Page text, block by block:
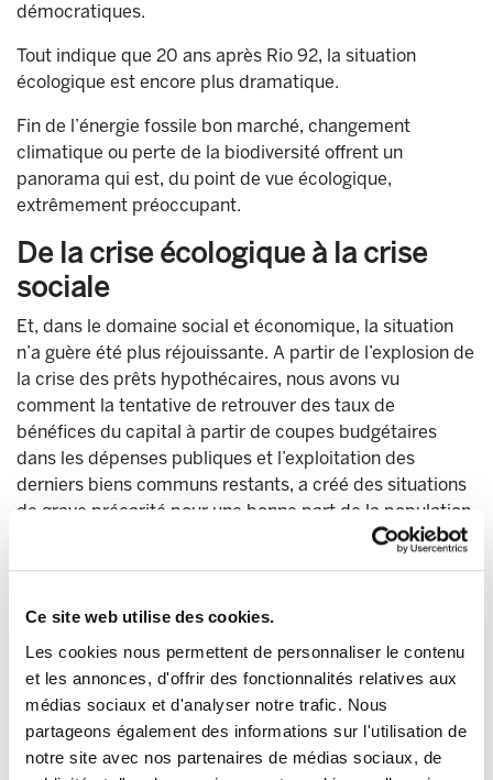
Ce site web utilise des cookies.
Les cookies nous permettent de personnaliser le contenu
et les annonces, d'offrir des fonctionnalités relatives aux
médias sociaux et d'analyser notre trafic. Nous
partageons également des informations sur l'utilisation de
notre site avec nos partenaires de médias sociaux, de
démocratiques.
Tout indique que 20 ans après Rio 92, la situation
écologique est encore plus dramatique.
Fin de l’énergie fossile bon marché, changement
climatique ou perte de la biodiversité offrent un
panorama qui est, du point de vue écologique,
extrêmement préoccupant.
De la crise écologique à la crise
sociale
Et, dans le domaine social et économique, la situation
n’a guère été plus réjouissante. A partir de l’explosion de
la crise des prêts hypothécaires, nous avons vu
comment la tentative de retrouver des taux de
bénéfices du capital à partir de coupes budgétaires
dans les dépenses publiques et l’exploitation des
derniers biens communs restants, a créé des situations
de grave précarité pour une bonne part de la population.
Deux dépendances matérielles
ignore que la vie humaine a au moins deux dépendances
matérielles incontournables. La première correspond à
la dépendance que nous avons par rapport aux
écosystèmes et aux matières premières finies de la
planète. La seconde, correspond au fait que la vie
humaine prend forme dans des corps vulnérables qui